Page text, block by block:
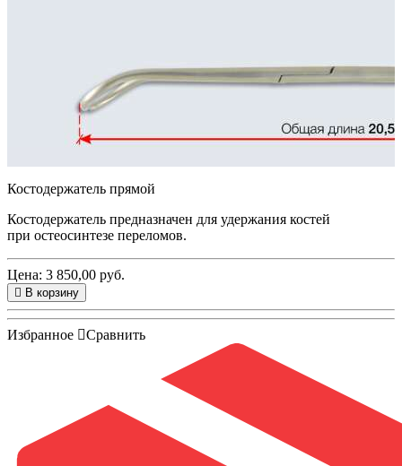
Костодержатель прямой
Костодержатель предназначен для удержания костей
при остеосинтезе переломов.
Цена: 3 850,00 руб.
В корзину
Избранное Сравнить